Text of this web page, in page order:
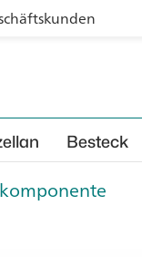
Besteck